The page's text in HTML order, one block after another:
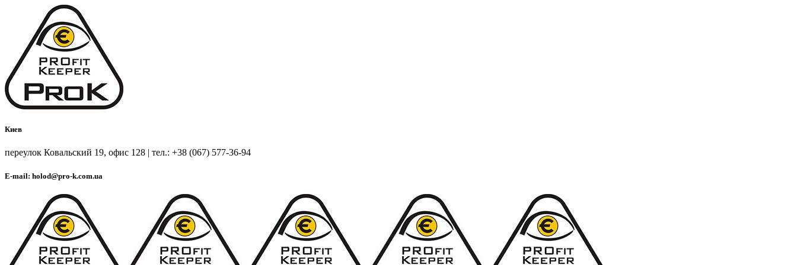
Киев
переулок Ковальский 19, офис 128 | тел.: +38 (067) 577-36-94
E-mail: holod@pro-k.com.ua